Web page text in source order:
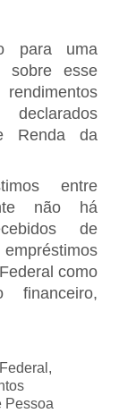
para uma
sobre esse
Renda da
entre
não há
de
como
financeiro,
Pessoa